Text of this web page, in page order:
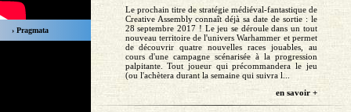
› Pragmata
Le prochain titre de stratégie médiéval-fantastique de
Creative Assembly connaît déjà sa date de sortie : le
28 septembre 2017 ! Le jeu se déroule dans un tout
nouveau territoire de l'univers Warhammer et permet
de découvrir quatre nouvelles races jouables, au
cours d'une campagne scénarisée à la progression
palpitante. Tout joueur qui précommandera le jeu
(ou l'achètera durant la semaine qui suivra l...
en savoir +